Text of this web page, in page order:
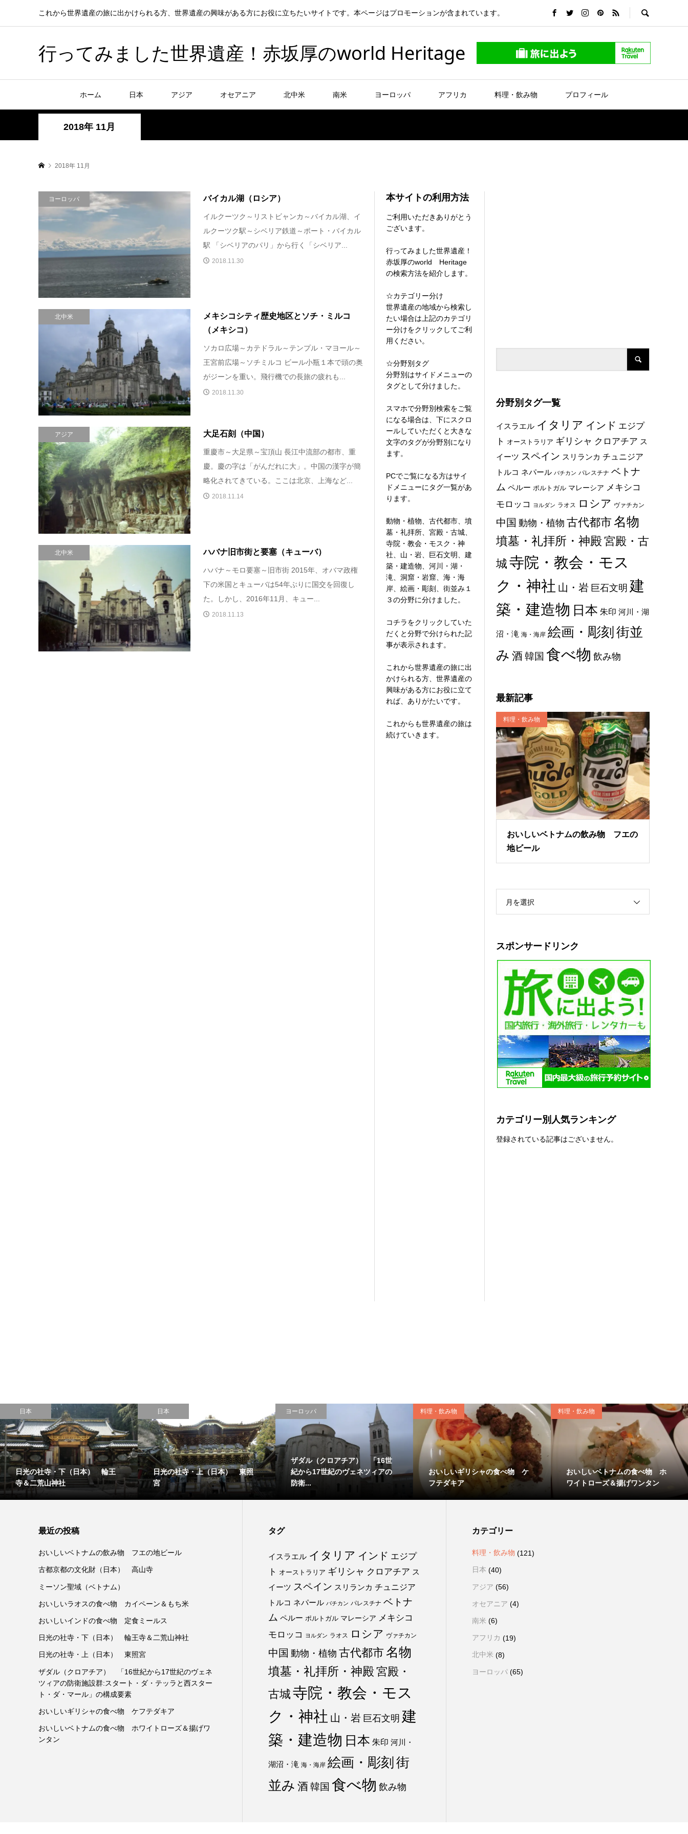
これから世界遺産の旅に出かけられる方、世界遺産の興味がある方にお役に立ちたいサイトです。本ページはプロモーションが含まれています。
行ってみました世界遺産！赤坂厚のworld Heritage
ホーム 日本 アジア オセアニア 北中米 南米 ヨーロッパ アフリカ 料理・飲み物 プロフィール
2018年 11月
2018年 11月
ヨーロッパ バイカル湖（ロシア）
イルクーツク～リストビャンカ～バイカル湖、イ
ルクーツク駅～シベリア鉄道～ポート・バイカル
駅 「シベリアのパリ」から行く「シベリア...
2018.11.30
北中米
メキシコシティ歴史地区とソチ・ミルコ
（メキシコ）
ソカロ広場～カテドラル～テンプル・マヨール～
王宮前広場～ソチミルコ ビール小瓶１本で頭の奥
がジーンを重い。飛行機での長旅の疲れも...
2018.11.30
アジア 大足石刻（中国）
重慶市～大足県～宝頂山 長江中流部の都市、重
慶。慶の字は「がんだれに大」。中国の漢字が簡
略化されてきている。ここは北京、上海など...
2018.11.14
北中米 ハバナ旧市街と要塞（キューバ）
ハバナ～モロ要塞～旧市街 2015年、オバマ政権
下の米国とキューバは54年ぶりに国交を回復し
た。しかし、2016年11月、キュー...
2018.11.13
本サイトの利用方法
ご利用いただきありがとう
ございます。
行ってみました世界遺産！
赤坂厚のworld Heritage
の検索方法を紹介します。
☆カテゴリー分け
世界遺産の地域から検索し
たい場合は上記のカテゴリ
ー分けをクリックしてご利
用ください。
☆分野別タグ
分野別はサイドメニューの
タグとして分けました。
スマホで分野別検索をご覧
になる場合は、下にスクロ
ールしていただくと大きな
文字のタグが分野別になり
ます。
PCでご覧になる方はサイ
ドメニューにタグ一覧があ
ります。
動物・植物、古代都市、墳
墓・礼拝所、宮殿・古城、
寺院・教会・モスク・神
社、山・岩、巨石文明、建
築・建造物、河川・湖・
滝、洞窟・岩窟、海・海
岸、絵画・彫刻、街並み１
３の分野に分けました。
コチラをクリックしていた
だくと分野で分けられた記
事が表示されます。
これから世界遺産の旅に出
かけられる方、世界遺産の
興味がある方にお役に立て
れば、ありがたいです。
これからも世界遺産の旅は
続けていきます。
分野別タグ一覧
イスラエル イタリア インド エジプ
ト オーストラリア ギリシャ クロアチア ス
イーツ スペイン スリランカ チュニジア
トルコ ネパール バチカン パレスチナ ベトナ
ム ペルー ポルトガル マレーシア メキシコ
モロッコ
ヨルダン ラオス ロシア ヴァチカン
中国 動物・植物 古代都市 名物
墳墓・礼拝所・神殿宮殿・古
城 寺院・教会・モス
ク・神社 山・岩 巨石文明 建
築・建造物 日本 朱印 河川・湖
沼・滝 海・海岸 絵画・彫刻 街並
み 酒 韓国 食べ物 飲み物
最新記事
料理・飲み物
おいしいベトナムの飲み物 フエの
地ビール
月を選択
スポンサードリンク
カテゴリー別人気ランキング
登録されている記事はございません。
日本
日光の社寺・下（日本） 輪王
寺＆二荒山神社
日本
日光の社寺・上（日本） 東照
宮
ヨーロッパ
ザダル（クロアチア） 「16世
紀から17世紀のヴェネツィアの
防衛...
料理・飲み物
おいしいギリシャの食べ物 ケ
フテダキア
料理・飲み物
おいしいベトナムの食べ物 ホ
ワイトローズ＆揚げワンタン
最近の投稿
おいしいベトナムの飲み物 フエの地ビール
古都京都の文化財（日本） 高山寺
ミーソン聖域（ベトナム）
おいしいラオスの食べ物 カイペーン＆もち米
おいしいインドの食べ物 定食ミールス
日光の社寺・下（日本） 輪王寺＆二荒山神社
日光の社寺・上（日本） 東照宮
ザダル（クロアチア） 「16世紀から17世紀のヴェネ
ツィアの防衛施設群:スタート・ダ・テッラと西スター
ト・ダ・マール」の構成要素
おいしいギリシャの食べ物 ケフテダキア
おいしいベトナムの食べ物 ホワイトローズ＆揚げワ
ンタン
タグ
イスラエル イタリア インド エジプ
ト オーストラリア ギリシャ クロアチア ス
イーツ スペイン スリランカ チュニジア
トルコ ネパール バチカン パレスチナ ベトナ
ム ペルー ポルトガル マレーシア メキシコ
モロッコ
ヨルダン ラオス ロシア ヴァチカン
中国 動物・植物 古代都市 名物
墳墓・礼拝所・神殿宮殿・
古城 寺院・教会・モス
ク・神社 山・岩 巨石文明 建
築・建造物 日本 朱印 河川・
湖沼・滝 海・海岸 絵画・彫刻 街
並み 酒韓国 食べ物 飲み物
カテゴリー
料理・飲み物 (121)
日本 (40)
アジア (56)
オセアニア (4)
南米 (6)
アフリカ (19)
北中米 (8)
ヨーロッパ (65)